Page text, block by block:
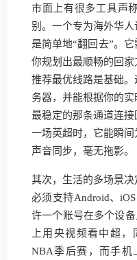
市面上有很多工具声
别。一个专为海外华
是简单地“翻回去”。
你规划出最顺畅的回
推荐最优线路是基础
务器，并能根据你的实
最稳定的那条通道连
一场英超时，它能瞬
声音同步，毫无拖影。
其次，生活的多场景
必须支持Android、
许一个账号在多个设
上用央视频看中超
NBA季后赛，而手机